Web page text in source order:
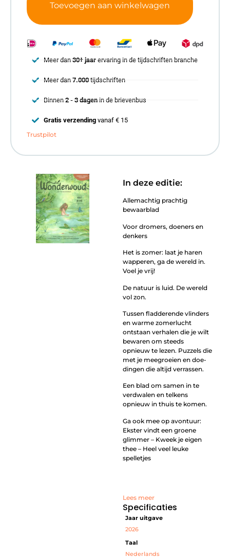
In deze editie:
Allemachtig prachtig
bewaarblad
Voor dromers, doeners en
denkers
Het is zomer: laat je haren
wapperen, ga de wereld in.
Voel je vrij!
De natuur is luid. De wereld
vol zon.
Tussen fladderende vlinders
en warme zomerlucht
ontstaan verhalen die je wilt
bewaren om steeds
opnieuw te lezen. Puzzels die
met je meegroeien en doe-
dingen die altijd verrassen.
Een blad om samen in te
verdwalen en telkens
opnieuw in thuis te komen.
Ga ook mee op avontuur:
Ekster vindt een groene
glimmer – Kweek je eigen
thee – Heel veel leuke
spelletjes
Lees meer
Specificaties
Jaar uitgave
2026
Taal
Nederlands
Toevoegen aan winkelwagen
Meer dan 30+ jaarervaring in de tijdschriften branche
Meer dan 7.000tijdschriften
Binnen 2 - 3 dagenin de brievenbus
Gratis verzendingvanaf € 15
Trustpilot